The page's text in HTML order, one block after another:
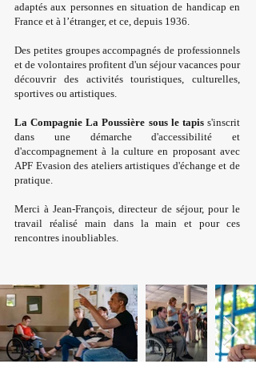
adaptés aux personnes en situation de handicap en
France et à l’étranger, et ce, depuis 1936.
Des petites groupes accompagnés de professionnels
et de volontaires profitent d'un séjour vacances pour
découvrir des activités touristiques, culturelles,
sportives ou artistiques.
La Compagnie La Poussière sous le tapiss'inscrit
dans une démarche d'accessibilité et
d'accompagnement à la culture en proposant avec
APF Evasion des ateliers artistiques d'échange et de
pratique.
Merci à Jean-François, directeur de séjour, pour le
travail réalisé main dans la main et pour ces
rencontres inoubliables.